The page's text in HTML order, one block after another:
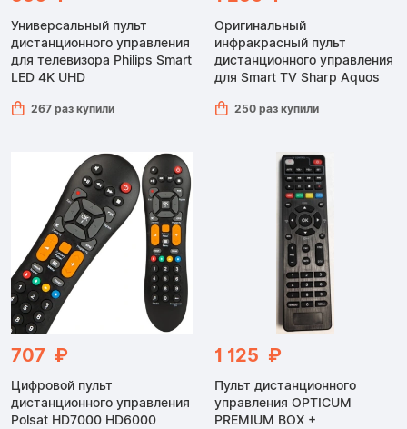
Универсальный пульт
дистанционного управления
для телевизора Philips Smart
LED 4K UHD
267 раз купили
Оригинальный
инфракрасный пульт
дистанционного управления
для Smart TV Sharp Aquos
250 раз купили
707 ₽
Цифровой пульт
дистанционного управления
Polsat HD7000 HD6000
1 125 ₽
Пульт дистанционного
управления OPTICUM
PREMIUM BOX +